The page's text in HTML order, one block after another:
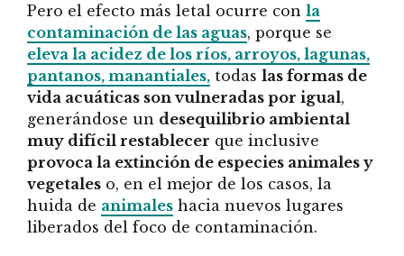
Pero el efecto más letal ocurre con la
contaminación de las aguas, porque se
eleva la acidez de los ríos, arroyos, lagunas,
pantanos, manantiales, todas las formas de
vida acuáticas son vulneradas por igual,
generándose un desequilibrio ambiental
muy difícil restablecer que inclusive
provoca la extinción de especies animales y
vegetales o, en el mejor de los casos, la
huida de animales hacia nuevos lugares
liberados del foco de contaminación.